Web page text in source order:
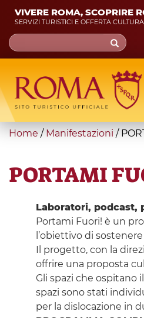
Skip
main
content
VIVERE ROMA, SCOPRIRE
SERVIZI TURISTICI E OFFERTA
Search
form
Cerca
You
here
Home / Manifestazioni /
PORTAMI
Laboratori, podcast,
Portami Fuori! è un
l’obiettivo di
Il progetto, con la
offrire una proposta
Gli spazi che ospitano
spazi sono stati
per la dislocazione in